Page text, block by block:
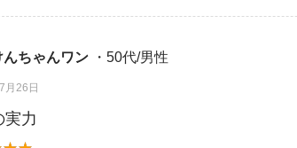
んちゃんワン ・50代/男性
月26日
実力